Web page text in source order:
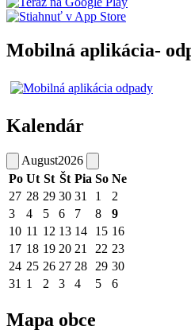
Mobilná aplikácia-
Kalendár
August2026
Po Ut St Št Pia So Ne
27 28 29 30 31 1
2
3
4 5 6 7 8
9
10 11 12 13 14 15 16
17 18 19 20 21 22 23
24 25 26 27 28 29 30
31 1 2 3 4 5 6
Mapa obce